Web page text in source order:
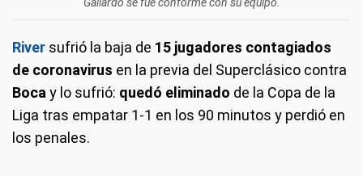
Gallardo se fue conforme con su equipo.
River sufrió la baja de 15 jugadores contagiados
de coronavirus en la previa del Superclásico contra
Bocay lo sufrió: quedó eliminado de la Copa de la
Liga tras empatar 1-1 en los 90 minutos y perdió en
los penales.